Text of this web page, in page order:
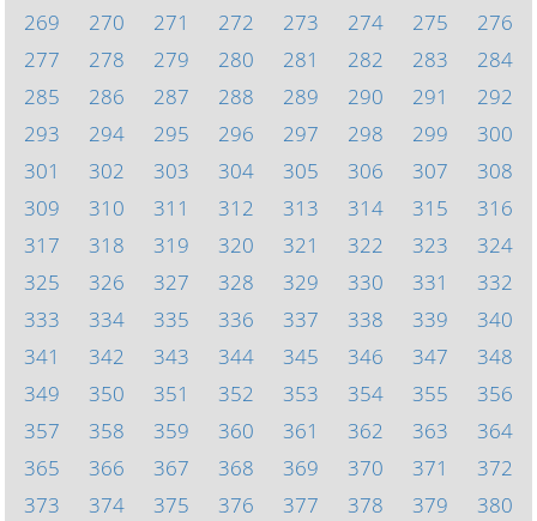
269
270 271 272 273 274 275
276
277
278 279 280 281 282 283
284
285
286 287 288 289 290 291
292
293
294 295 296 297 298 299
300
301
302 303 304 305 306 307
308
309
310 311 312 313 314 315
316
317
318 319 320 321 322 323
324
325
326 327 328 329 330 331
332
333
334 335 336 337 338 339
340
341
342 343 344 345 346 347
348
349
350 351 352 353 354 355
356
357
358 359 360 361 362 363
364
365
366 367 368 369 370 371
372
373
374 375 376 377 378 379 380